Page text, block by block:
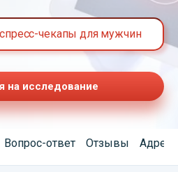
чекапы для мужчин
на исследование
Вопрос-ответ Отзывы